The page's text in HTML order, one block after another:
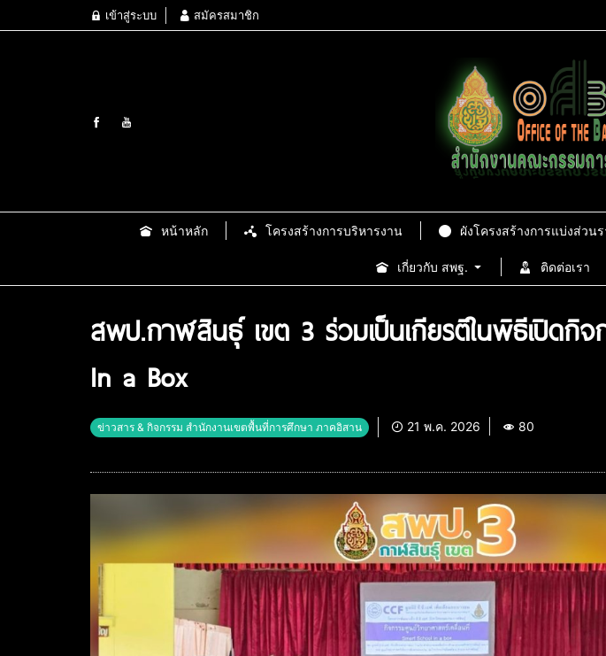
เข้าสู่ระบบ สมัครสมาชิก
หน้าหลัก โครงสร้างการบริหารงาน ผังโครงสร้างการแบ่งส่วน
เกี่ยวกับ สพฐ. ติดต่อเรา
สพป.กาฬสินธุ์ เขต 3 ร่วมเป็นเกียรติในพิธีเปิดกิ
In a Box
ข่าวสาร & กิจกรรม สำนักงานเขตพื้นที่การศึกษา ภาคอิสาน 21 พ.ค. 2026 80